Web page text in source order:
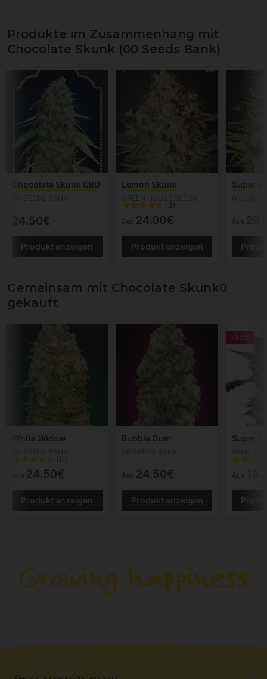
Produkte im Zusammenhang mit
Chocolate Skunk (00 Seeds Bank)
Chocolate Skunk CBD
24.50€
Produkt anzeigen
Lemon Skunk
(3)
Aus 24.00€
Produkt anzeigen
Super
Aus
Gemeinsam mit Chocolate Skunk0
gekauft
White Widow
(11)
24.50€
Produkt anzeigen
Bubble Gum
Aus 24.50€
Produkt anzeigen
-30%
Super
Aus